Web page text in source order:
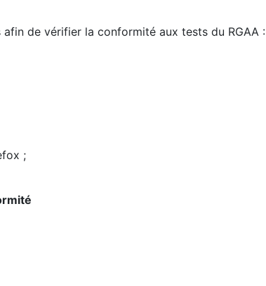
de vérifier la conformité aux tests du RGAA :
;